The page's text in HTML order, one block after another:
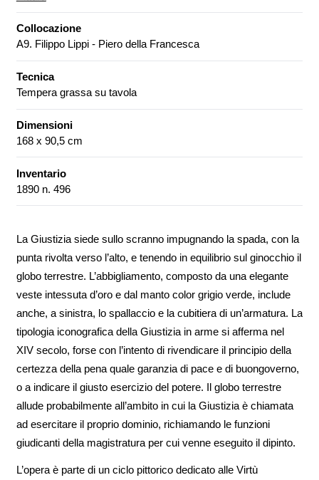
Collocazione
A9. Filippo Lippi - Piero della Francesca
Tecnica
Tempera grassa su tavola
Dimensioni
168 x 90,5 cm
Inventario
1890 n. 496
La Giustizia siede sullo scranno impugnando la spada, con la
punta rivolta verso l’alto, e tenendo in equilibrio sul ginocchio il
globo terrestre. L’abbigliamento, composto da una elegante
veste intessuta d’oro e dal manto color grigio verde, include
anche, a sinistra, lo spallaccio e la cubitiera di un’armatura. La
tipologia iconografica della Giustizia in arme si afferma nel
XIV secolo, forse con l’intento di rivendicare il principio della
certezza della pena quale garanzia di pace e di buongoverno,
o a indicare il giusto esercizio del potere. Il globo terrestre
allude probabilmente all’ambito in cui la Giustizia è chiamata
ad esercitare il proprio dominio, richiamando le funzioni
giudicanti della magistratura per cui venne eseguito il dipinto.
L’opera è parte di un ciclo pittorico dedicato alle Virtù